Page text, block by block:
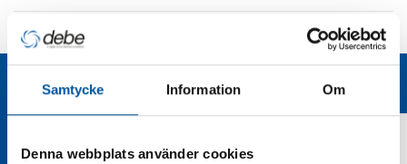
Samtycke Information Om
Denna webbplats använder cookies
Teknisk dokumentation
Liknande produktgrupper